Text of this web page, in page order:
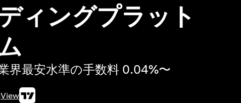
ィングプラット
界最安水準の手数料 0.04%〜